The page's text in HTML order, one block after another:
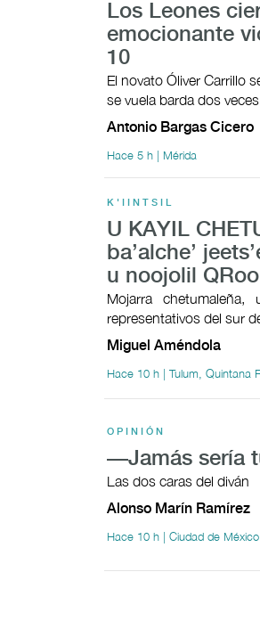
Los Leones
emocionante
10
El novato Óliver Carrillo
se vuela barda dos veces
Antonio Bargas Cicero
Hace 5 h | Mérida
K'IINTSIL
U KAYIL
ba’alche’
u noojolil QRoo
Mojarra
representativos del sur
Miguel Améndola
Hace 10 h | Tulum, Quintana
OPINIÓN
—Jamás sería
Las dos caras del diván
Alonso Marín Ramírez
Hace 10 h | Ciudad de México